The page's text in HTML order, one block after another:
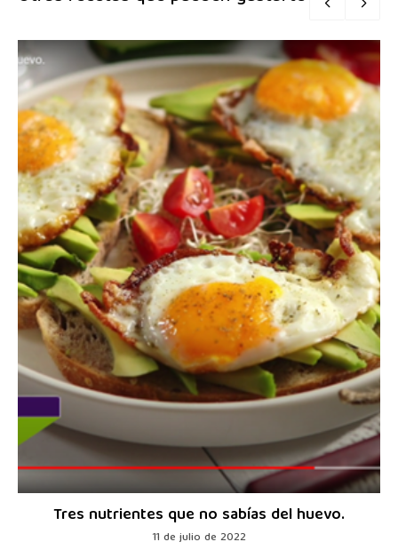
Tres nutrientes que no sabías del huevo.
11 de julio de 2022